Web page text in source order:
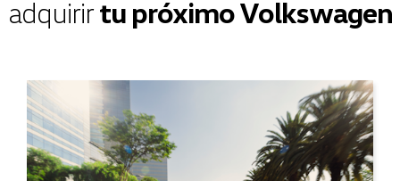
adquirirtu próximo Volkswagen